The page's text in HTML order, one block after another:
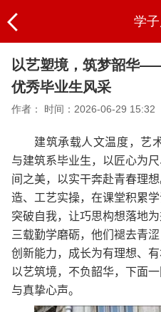
学
以艺塑境，筑梦韶华
优秀毕业生风采
作者： 时间：2026-06-29 15:32
建筑承载人文温度，艺
与建筑系毕业生，以匠心为
间之美，以实干奔赴青春理
造、工艺实操，在课堂积累
突破自我，让巧思构想落地
三载勤学磨砺，他们褪去青
创新能力，成长为有理想、
以艺筑境，不负韶华，下面
与真挚心声。